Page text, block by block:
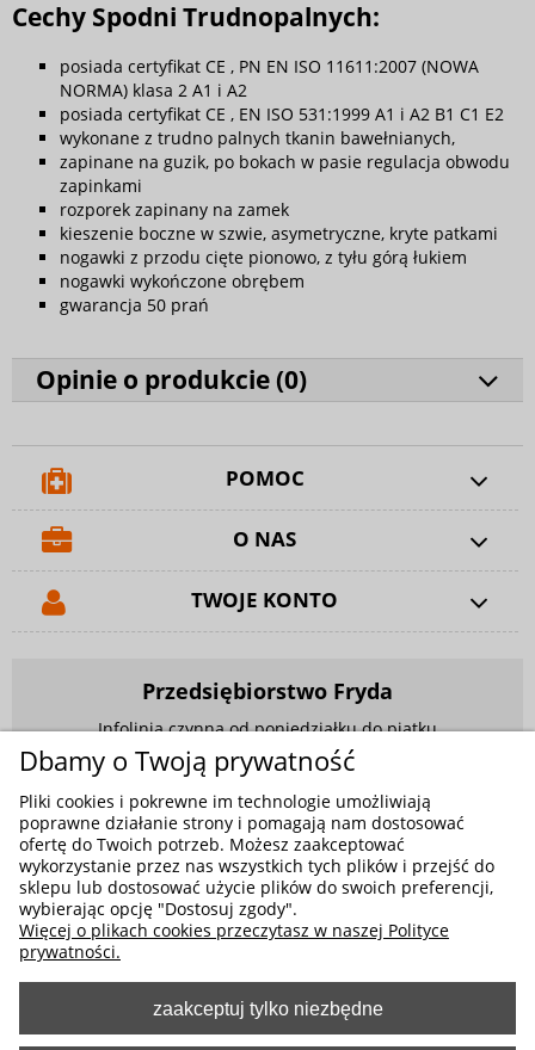
Cechy Spodni Trudnopalnych:
posiada certyfikat CE , PN EN ISO 11611:2007 (NOWA
NORMA) klasa 2 A1 i A2
posiada certyfikat CE , EN ISO 531:1999 A1 i A2 B1 C1 E2
wykonane z trudno palnych tkanin bawełnianych,
zapinane na guzik, po bokach w pasie regulacja obwodu
zapinkami
rozporek zapinany na zamek
kieszenie boczne w szwie, asymetryczne, kryte patkami
nogawki z przodu cięte pionowo, z tyłu górą łukiem
nogawki wykończone obrębem
gwarancja 50 prań
Opinie o produkcie (0)
POMOC
O NAS
TWOJE KONTO
Przedsiębiorstwo Fryda
Infolinia czynna od poniedziałku do piątku
w godzinach 9.00 - 17.00
881 703 704
E-mail:sklep@fryda.com.pl
Sklepy stacjonarne:
ul. Składowa 26, 34-400 Nowy Targ
ul. Żywiecka 91, 43-300 Bielsko-Biała
Dbamy o Twoją prywatność
Pliki cookies i pokrewne im technologie umożliwiają
poprawne działanie strony i pomagają nam dostosować
ofertę do Twoich potrzeb. Możesz zaakceptować
wykorzystanie przez nas wszystkich tych plików i przejść do
sklepu lub dostosować użycie plików do swoich preferencji,
wybierając opcję "Dostosuj zgody".
Więcej o plikach cookies przeczytasz w naszej Polityce
prywatności.
zaakceptuj tylko niezbędne